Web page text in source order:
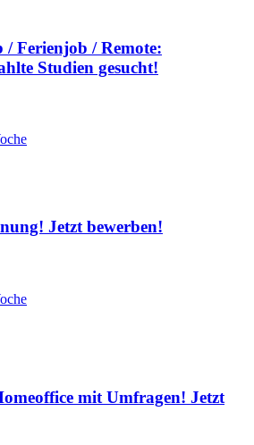
Ferienjob / Remote:
Studien gesucht!
Jetzt bewerben!
mit Umfragen! Jetzt